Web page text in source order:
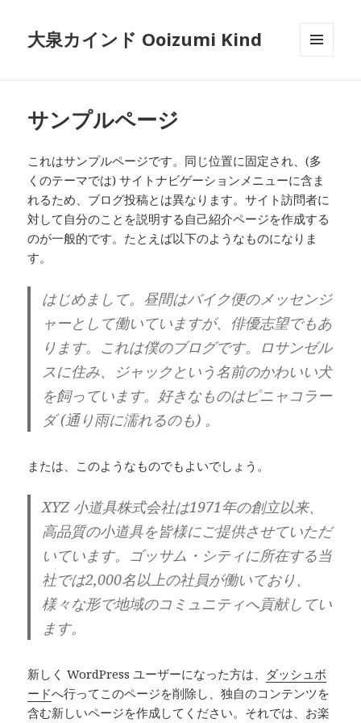
大泉カインド Ooizumi Kind
サンプルページ
これはサンプルページです。同じ位置に固定され、(多
くのテーマでは) サイトナビゲーションメニューに含ま
れるため、ブログ投稿とは異なります。サイト訪問者に
対して自分のことを説明する自己紹介ページを作成する
のが一般的です。たとえば以下のようなものになりま
す。
はじめまして。昼間はバイク便のメッセンジ
ャーとして働いていますが、俳優志望でもあ
ります。これは僕のブログです。ロサンゼル
スに住み、ジャックという名前のかわいい犬
を飼っています。好きなものはピニャコラー
ダ (通り雨に濡れるのも) 。
または、このようなものでもよいでしょう。
XYZ 小道具株式会社は1971年の創立以来、
高品質の小道具を皆様にご提供させていただ
いています。ゴッサム・シティに所在する当
社では2,000名以上の社員が働いており、
様々な形で地域のコミュニティへ貢献してい
ます。
新しく WordPress ユーザーになった方は、 ダッシュボ
ードへ行ってこのページを削除し、独自のコンテンツを
含む新しいページを作成してください。それでは、お楽